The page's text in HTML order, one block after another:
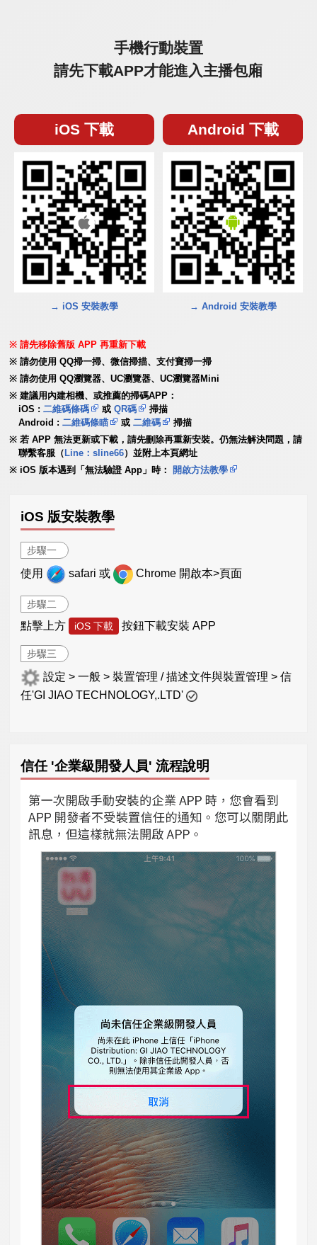
手機行動裝置
請先下載APP才能進入主播包廂
iOS 下載
→ iOS 安裝教學
Android 下載
→ Android 安裝教學
請先移除舊版 APP 再重新下載
請勿使用 QQ掃一掃、微信掃描、支付寶掃一掃
請勿使用 QQ瀏覽器、UC瀏覽器、UC瀏覽器Mini
建議用內建相機、或推薦的掃碼APP：
iOS :二維碼條碼 或QR碼
掃描
Android :二維碼條瞄 或二維碼
掃描
若 APP 無法更新或下載，請先刪除再重新安裝。仍無法解決問題，請
聯繫客服（ Line：sline66）並附上本頁網址
iOS 版本遇到「無法驗證 App」時：
開啟方法教學
iOS 版安裝教學
步驟一
使用 safari 或 Chrome 開啟本>頁面
步驟二
點擊上方 iOS 下載 按鈕下載安裝 APP
步驟三
設定 > 一般 > 裝置管理 / 描述文件與裝置管理 > 信
任'GI JIAO TECHNOLOGY,.LTD'
信任 '企業級開發人員' 流程說明